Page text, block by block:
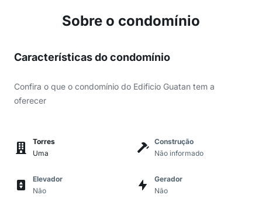
Sobre o condomínio
Características do condomínio
Confira o que o condomínio do Edificio Guatan tem a
oferecer
Torres
Uma
Construção
Não informado
Elevador
Não
Gerador
Não